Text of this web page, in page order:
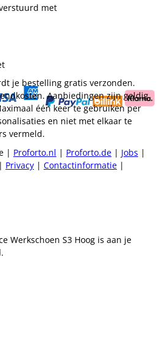
met
je bestelling gratis verzonden.
Aanbiedingen zijn geldig
één keer te gebruiken per
en niet met elkaar te
vermeld.
| Proforto.nl | Proforto.de | Jobs |
| Privacy | Contactinformatie |
Werkschoen S3 Hoog is aan je